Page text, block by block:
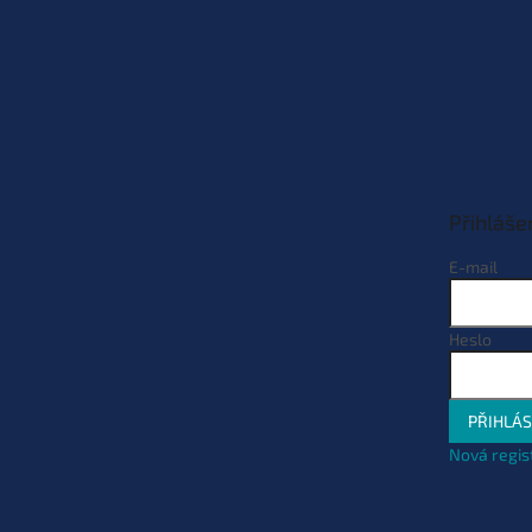
E-mail
Heslo
Nová